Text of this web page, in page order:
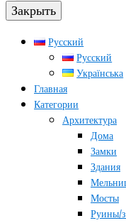
Закрыть
Русский
Русский
Українська
Главная
Категории
Архитектура
Дома
Замки
Здания
Мосты
Руины/